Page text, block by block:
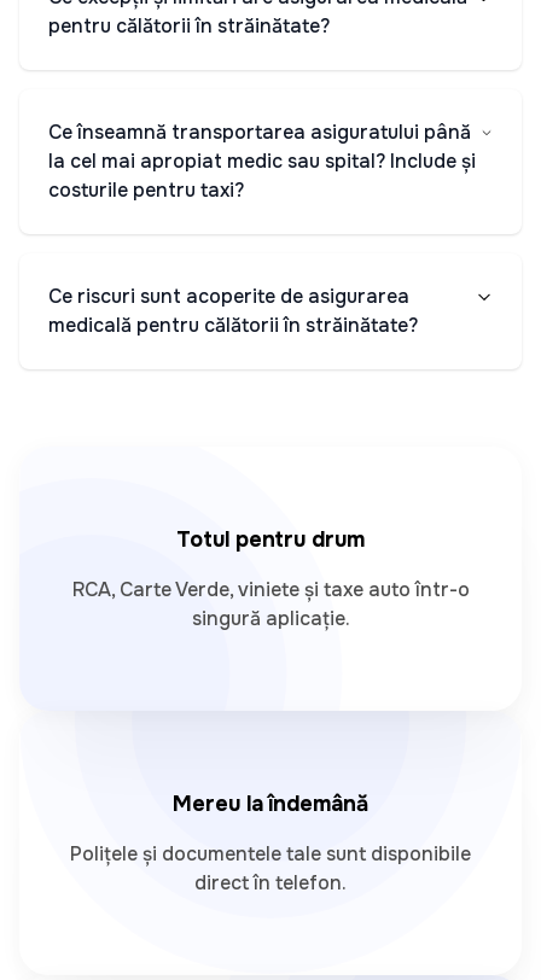
pentru călătorii în străinătate?
Ce înseamnă transportarea asiguratului până
la cel mai apropiat medic sau spital? Include și
costurile pentru taxi?
Ce riscuri sunt acoperite de asigurarea
medicală pentru călătorii în străinătate?
Totul pentru drum
RCA, Carte Verde, viniete și taxe auto într-o
singură aplicație.
Mereu la îndemână
Polițele și documentele tale sunt disponibile
direct în telefon.